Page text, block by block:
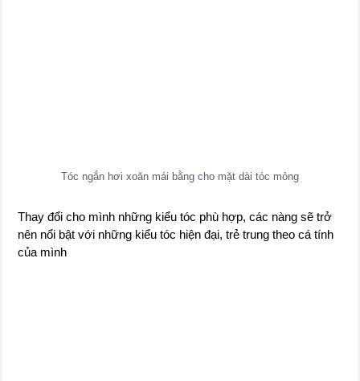
Tóc ngắn hơi xoăn mái bằng cho mặt dài tóc mỏng
Thay đổi cho mình những kiểu tóc phù hợp, các nàng sẽ trở
nên nổi bật với những kiểu tóc hiện đại, trẻ trung theo cá tính
của mình